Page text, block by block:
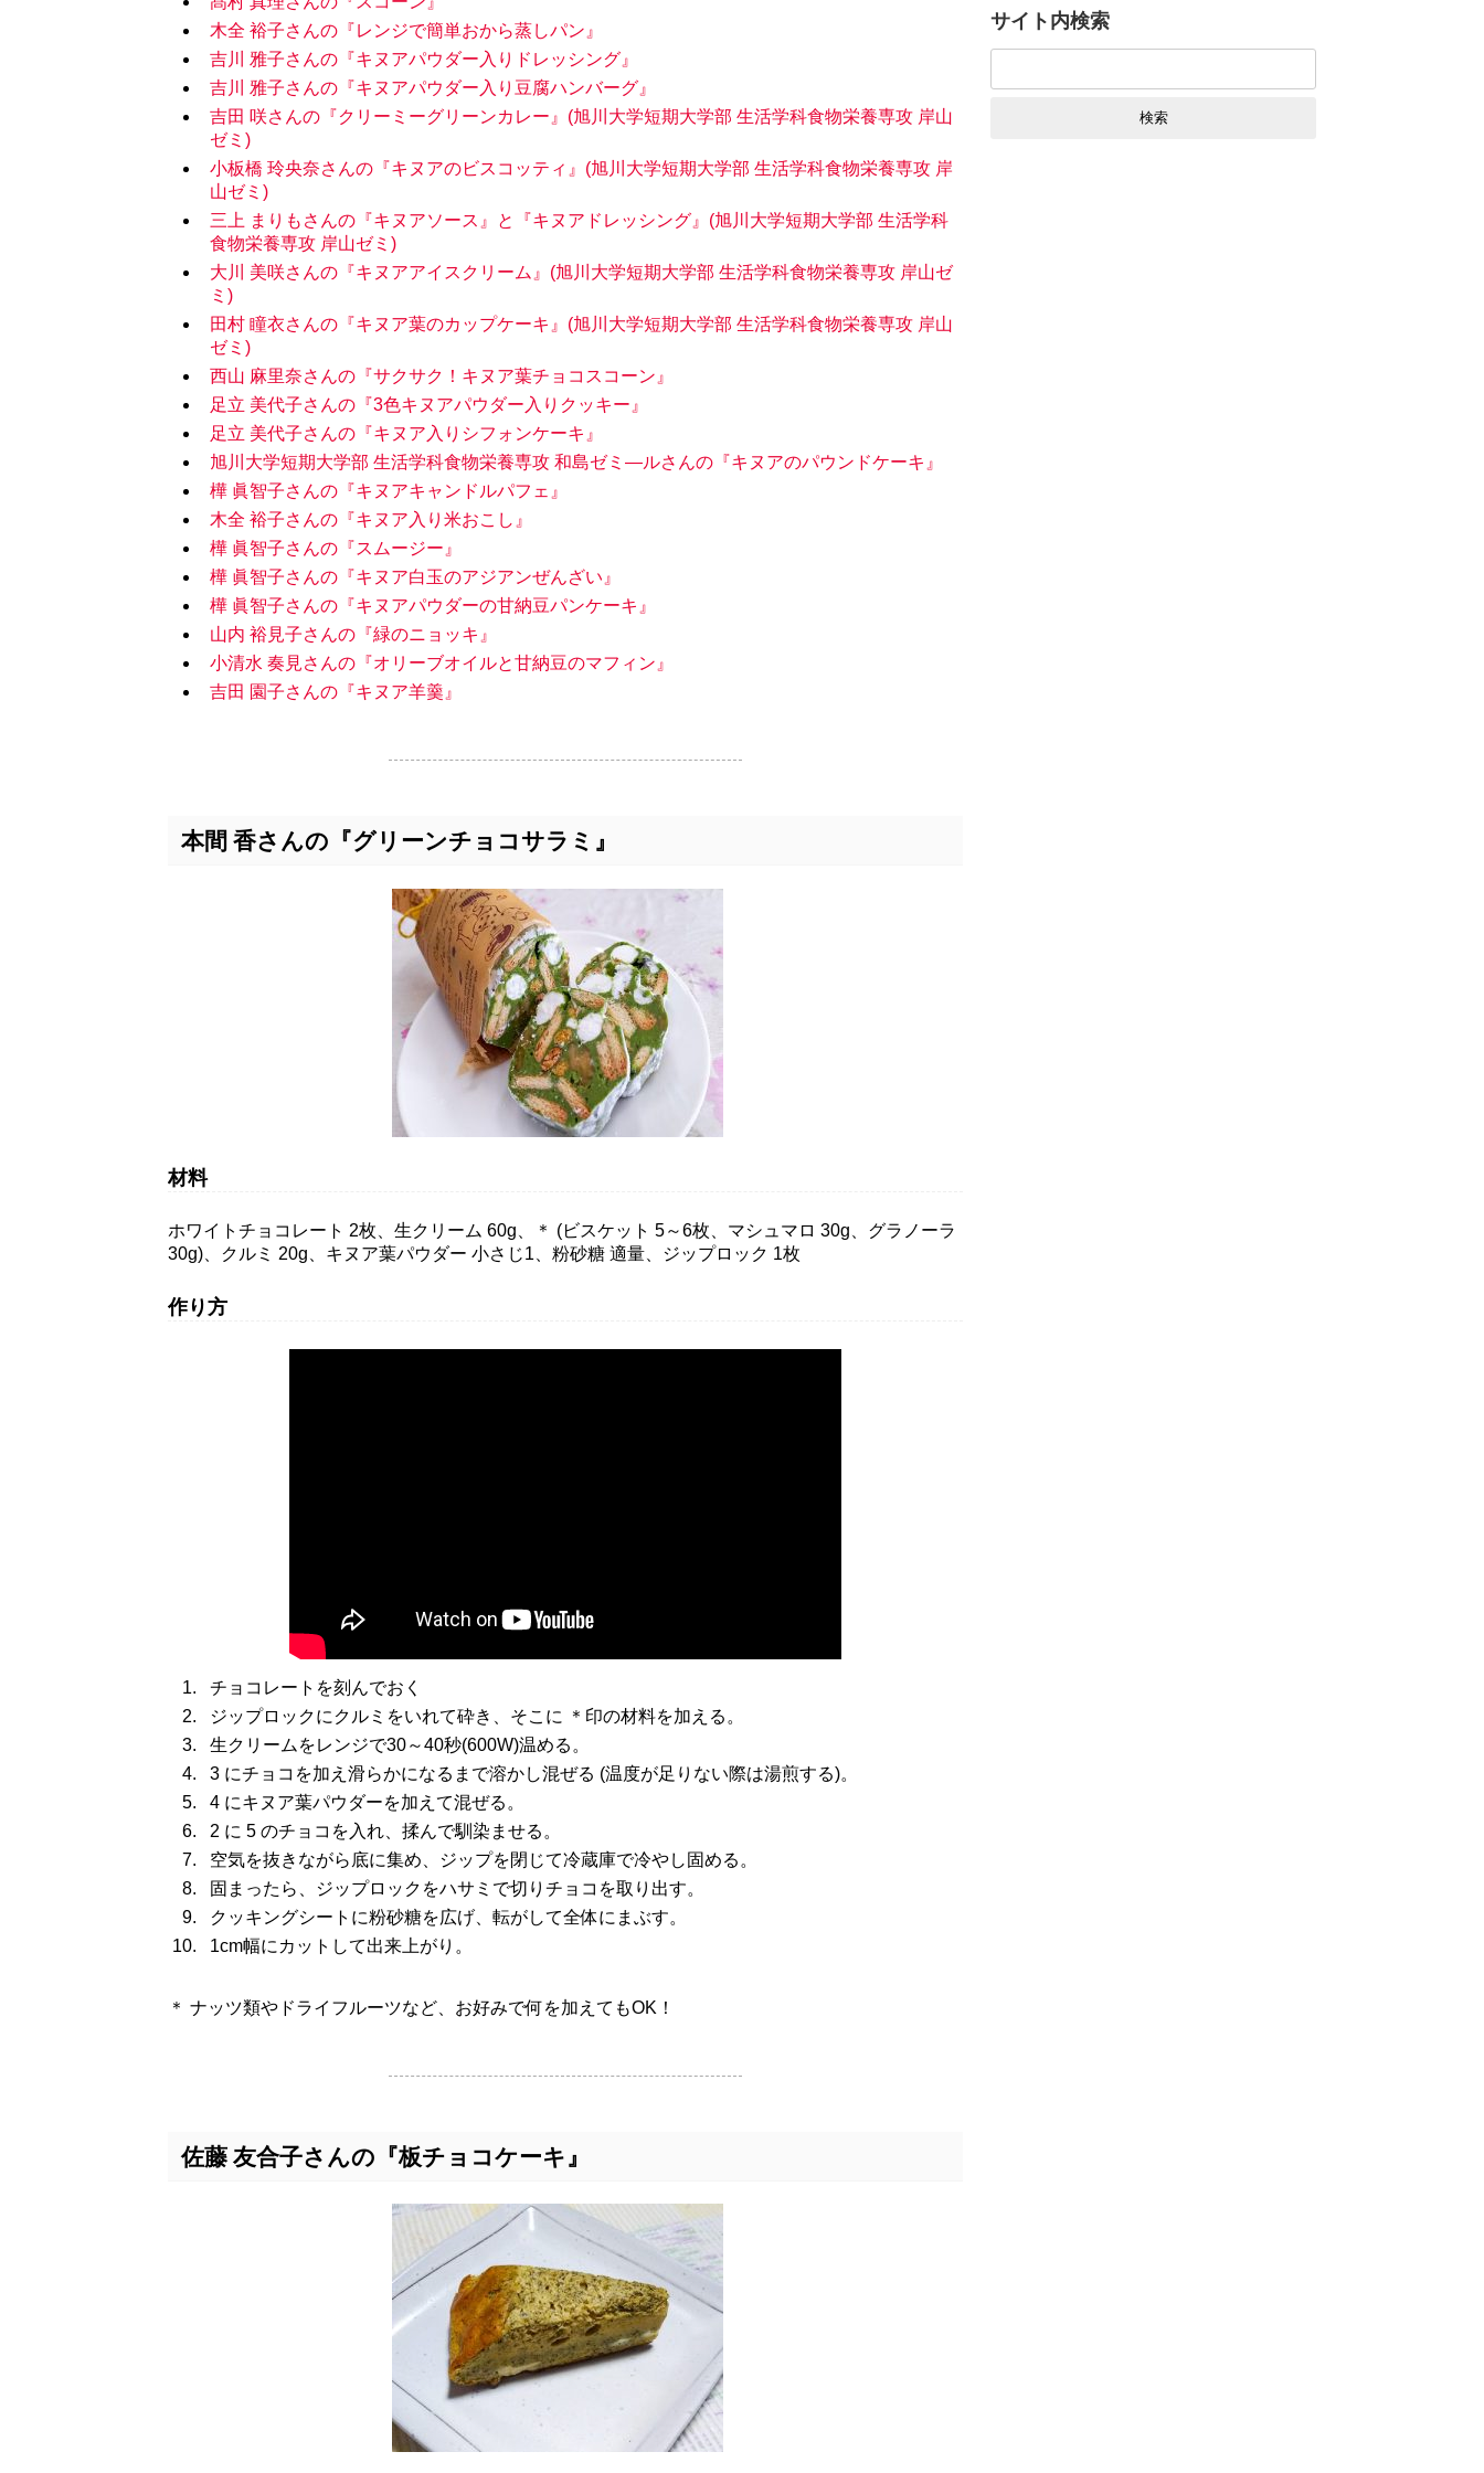
木全 裕子さんの『レンジで簡単おから蒸しパン』
吉川 雅子さんの『キヌアパウダー入りドレッシング』
吉川 雅子さんの『キヌアパウダー入り豆腐ハンバーグ』
吉田 咲さんの『クリーミーグリーンカレー』(旭川大学短期大学部 生活学科食物栄養専攻 岸山
ゼミ)
小板橋 玲央奈さんの『キヌアのビスコッティ』(旭川大学短期大学部 生活学科食物栄養専攻 岸
山ゼミ)
三上 まりもさんの『キヌアソース』と『キヌアドレッシング』(旭川大学短期大学部 生活学科
食物栄養専攻 岸山ゼミ)
大川 美咲さんの『キヌアアイスクリーム』(旭川大学短期大学部 生活学科食物栄養専攻 岸山ゼ
ミ)
田村 瞳衣さんの『キヌア葉のカップケーキ』(旭川大学短期大学部 生活学科食物栄養専攻 岸山
ゼミ)
西山 麻里奈さんの『サクサク！キヌア葉チョコスコーン』
足立 美代子さんの『3色キヌアパウダー入りクッキー』
足立 美代子さんの『キヌア入りシフォンケーキ』
旭川大学短期大学部 生活学科食物栄養専攻 和島ゼミ―ルさんの『キヌアのパウンドケーキ』
樺 眞智子さんの『キヌアキャンドルパフェ』
木全 裕子さんの『キヌア入り米おこし』
樺 眞智子さんの『スムージー』
樺 眞智子さんの『キヌア白玉のアジアンぜんざい』
樺 眞智子さんの『キヌアパウダーの甘納豆パンケーキ』
山内 裕見子さんの『緑のニョッキ』
小清水 奏見さんの『オリーブオイルと甘納豆のマフィン』
吉田 園子さんの『キヌア羊羹』
本間 香さんの『グリーンチョコサラミ』
材料
ホワイトチョコレート 2枚、生クリーム 60g、＊ (ビスケット 5～6枚、マシュマロ 30g、グラノーラ
30g)、クルミ 20g、キヌア葉パウダー 小さじ1、粉砂糖 適量、ジップロック 1枚
作り方
チョコレートを刻んでおく
ジップロックにクルミをいれて砕き、そこに ＊印の材料を加える。
生クリームをレンジで30～40秒(600W)温める。
3 にチョコを加え滑らかになるまで溶かし混ぜる (温度が足りない際は湯煎する)。
4 にキヌア葉パウダーを加えて混ぜる。
2 に 5 のチョコを入れ、揉んで馴染ませる。
空気を抜きながら底に集め、ジップを閉じて冷蔵庫で冷やし固める。
固まったら、ジップロックをハサミで切りチョコを取り出す。
クッキングシートに粉砂糖を広げ、転がして全体にまぶす。
1cm幅にカットして出来上がり。
＊ ナッツ類やドライフルーツなど、お好みで何を加えてもOK！
佐藤 友合子さんの『板チョコケーキ』
サイト内検索